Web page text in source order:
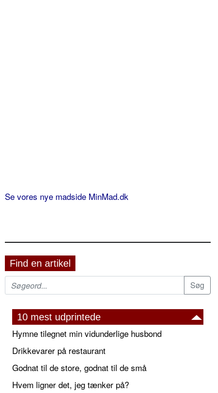
Se vores nye madside MinMad.dk
Find en artikel
10 mest udprintede
Hymne tilegnet min vidunderlige husbond
Drikkevarer på restaurant
Godnat til de store, godnat til de små
Hvem ligner det, jeg tænker på?